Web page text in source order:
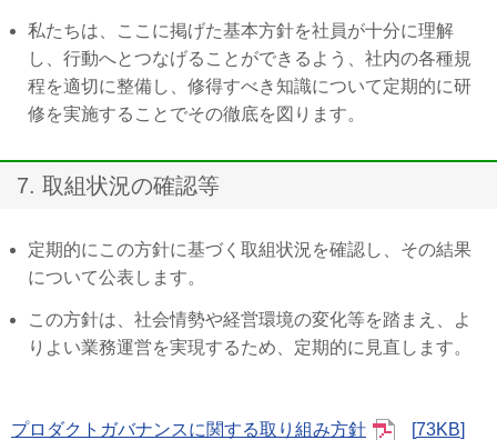
私たちは、ここに掲げた基本方針を社員が十分に理解
し、行動へとつなげることができるよう、社内の各種規
程を適切に整備し、修得すべき知識について定期的に研
修を実施することでその徹底を図ります。
7. 取組状況の確認等
定期的にこの方針に基づく取組状況を確認し、その結果
について公表します。
この方針は、社会情勢や経営環境の変化等を踏まえ、よ
りよい業務運営を実現するため、定期的に見直します。
プロダクトガバナンスに関する取り組み方針
73KB